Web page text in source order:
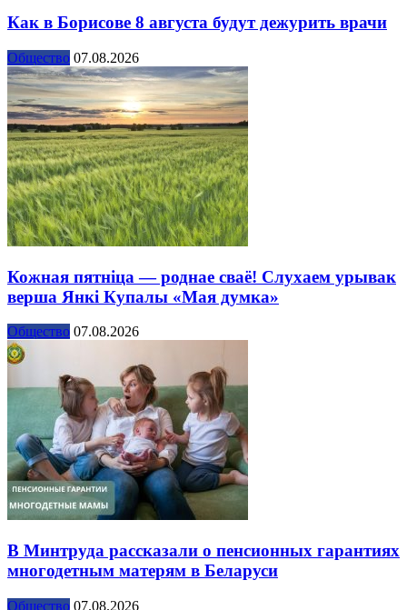
Как в Борисове 8 августа будут дежурить врачи
Общество 07.08.2026
Кожная пятніца — роднае сваё! Слухаем урывак
верша Янкі Купалы «Мая думка»
Общество 07.08.2026
В Минтруда рассказали о пенсионных гарантиях
многодетным матерям в Беларуси
Общество 07.08.2026